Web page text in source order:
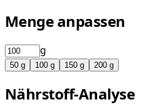
Menge anpassen
g
50 g 100 g 150 g 200 g
Nährstoff-Analyse